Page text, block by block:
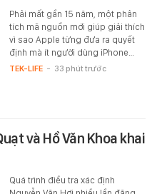
Phải mất gần 15 năm, một phân
tích mã nguồn mới giúp giải thích
vì sao Apple từng đưa ra quyết
định mà ít người dùng iPhone…
TEK-LIFE - 33 phút trước
và Hồ Văn Khoa khai
Quá trình điều tra xác định